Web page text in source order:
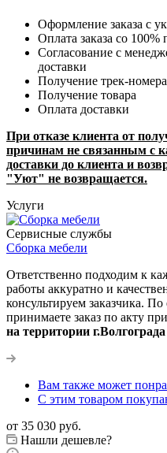
Оформление заказа с
Оплата заказа со 100%
Согласование с
доставки
Получение трек-
Получение товара
Оплата доставки
При отказе клиента от
причинам не связанным с
доставки до клиента и
"Уют" не возвращается.
Услуги
Сервисные службы
Сборка мебели
Ответственно подходим к
работы аккуратно и
консультируем заказчика.
принимаете заказ по акту
на территории
Вам также может
С этим товаром
от 35 030 руб.
Нашли дешевле?